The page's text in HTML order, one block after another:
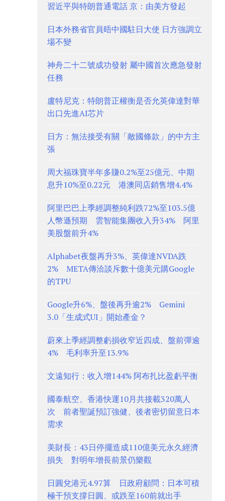
習近平與特朗普通電話 京：由美方發起
日本外務省官員晤中國駐日大使 日方強調立
場不變
神舟二十二號成功發射 屬中國首次應急發射
任務
盧特尼克：特朗普正權衡是否允英偉達對華
出口先進AI芯片
日方：無法接受有關「敵國條款」的中方主
張
周大福珠寶半年多賺0.2%至25億元、中期
息升10%至0.22元 港澳同店銷售增4.4%
阿里巴巴上季經調整純利跌72%至103.5億
人幣遜預期 雲智能集團收入升34% 阿里
美股盤前升4%
Alphabet夜盤再升3%、英偉達NVDA跌
2% META傳洽談斥數十億美元購Google
的TPU
Google升6%、盤後再升逾2% Gemini
3.0「生成式UI」開始產金？
蔚來上季經調整虧損收窄近四成、盤前彈逾
4% 毛利率升至13.9%
文遠知行：收入增144% 阿布扎比盈虧平衡
國泰航空、香港快運10月共接載320萬人
次 前者聖誕預訂強健、後者密切留意日本
需求
美財長：43日停擺造成110億美元永久經濟
損失 對明年增長前景仍樂觀
日圓兌港元4.97算 日政府顧問：日本可積
極干預支撐日圓、或跌至160前就出手